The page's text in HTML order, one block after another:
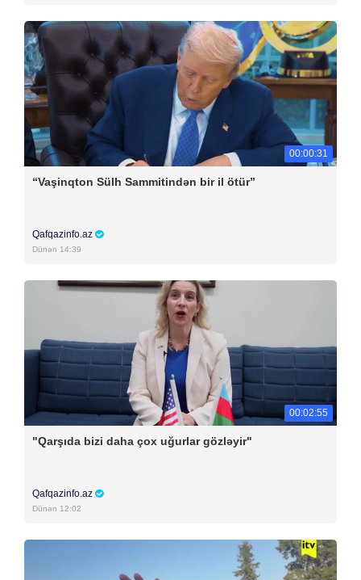
00:00:31
“Vaşinqton Sülh Sammitindən bir il ötür”
Qafqazinfo.az
Dünən 14:39
00:02:55
"Qarşıda bizi daha çox uğurlar gözləyir"
Qafqazinfo.az
Dünən 12:02